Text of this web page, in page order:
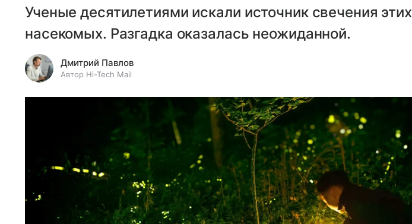
Ученые десятилетиями искали источник свечения этих
насекомых. Разгадка оказалась неожиданной.
Дмитрий Павлов
Автор Hi-Tech Mail